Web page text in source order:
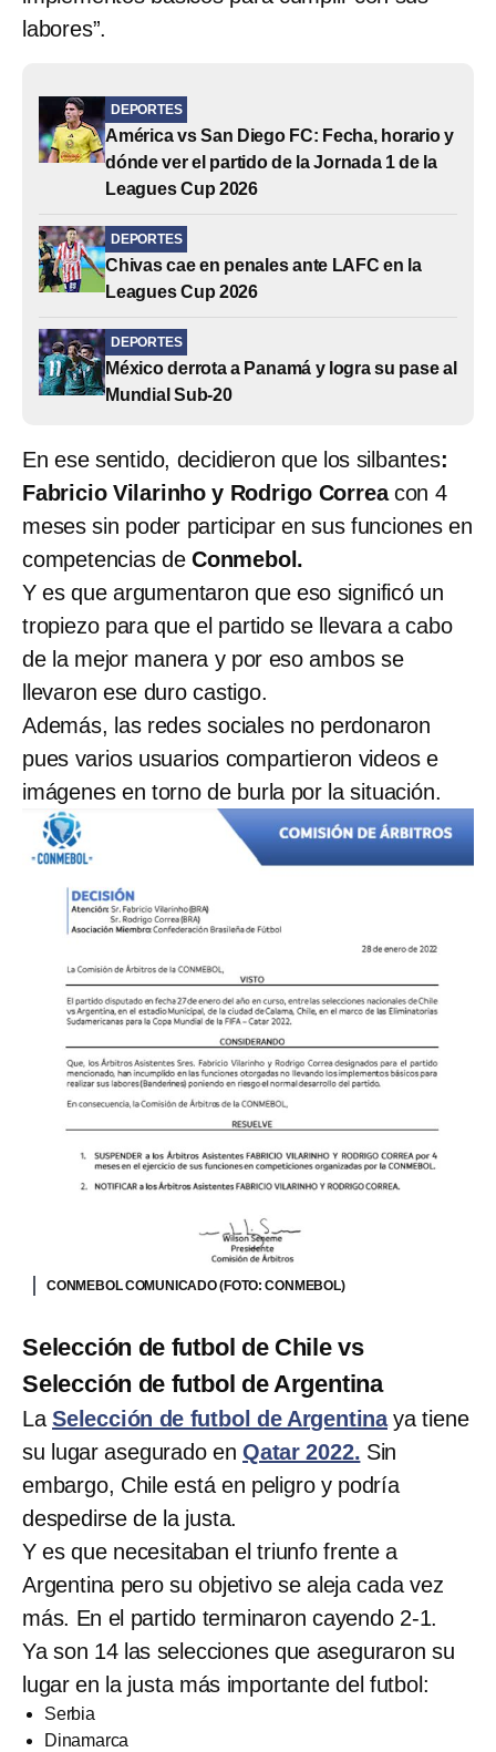
labores”.
DEPORTES
América vs San Diego FC: Fecha, horario y
dónde ver el partido de la Jornada 1 de la
Leagues Cup 2026
DEPORTES
Chivas cae en penales ante LAFC en la
Leagues Cup 2026
DEPORTES
México derrota a Panamá y logra su pase al
Mundial Sub-20
En ese sentido, decidieron que los silbantes:
Fabricio Vilarinho y Rodrigo Correacon 4
meses sin poder participar en sus funciones en
competencias deConmebol.
Y es que argumentaron que eso significó un
tropiezo para que el partido se llevara a cabo
de la mejor manera y por eso ambos se
llevaron ese duro castigo.
Además, las redes sociales no perdonaron
pues varios usuarios compartieron videos e
imágenes en torno de burla por la situación.
CONMEBOL COMUNICADO (FOTO: CONMEBOL)
Selección de futbol de Chile vs
Selección de futbol de Argentina
LaSelección de futbol de Argentinaya tiene
su lugar asegurado enQatar 2022. Sin
embargo, Chile está en peligro y podría
despedirse de la justa.
Y es que necesitaban el triunfo frente a
Argentina pero su objetivo se aleja cada vez
más. En el partido terminaron cayendo 2-1.
Ya son 14 las selecciones que aseguraron su
lugar en la justa más importante del futbol:
Serbia
Dinamarca